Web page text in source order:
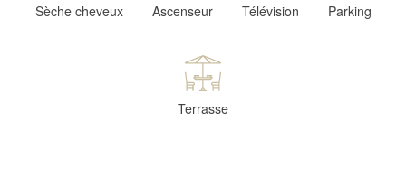
Sèche cheveux Ascenseur Télévision Parking
Terrasse